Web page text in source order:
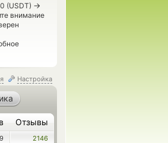
(USDT) →
внимание
Настройка
Отзывы
2146